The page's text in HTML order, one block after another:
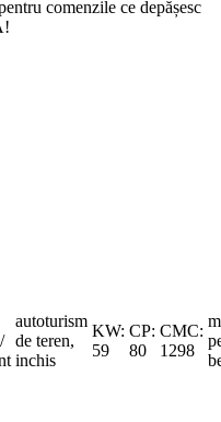
comenzile ce depășesc
autoturism
de teren,
inchis
KW:
59
CP:
80
CMC:
1298